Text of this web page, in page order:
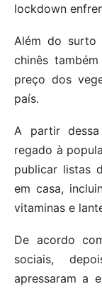
lockdown
Além do surto
chinês
preço dos
país.
A partir
regado à
publicar listas
em casa,
vitaminas e
De acordo
sociais,
apressaram a